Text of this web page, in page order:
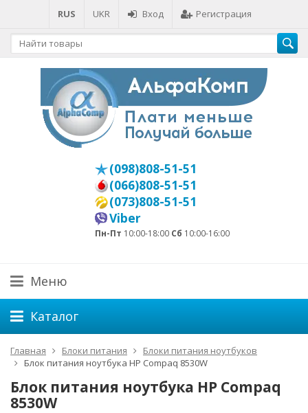
RUS UKR Вход Регистрация
(098)808-51-51
(066)808-51-51
(073)808-51-51
Viber
Пн-Пт 10:00-18:00 Сб 10:00-16:00
Меню
Каталог
Главная Блоки питания
Блоки питания ноутбуков
Блок питания ноутбука HP Compaq 8530W
Блок питания ноутбука HP Compaq
8530W